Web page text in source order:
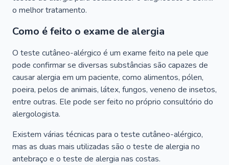
o melhor tratamento.
Como é feito o exame de alergia
O teste cutâneo-alérgico é um exame feito na pele que
pode confirmar se diversas substâncias são capazes de
causar alergia em um paciente, como alimentos, pólen,
poeira, pelos de animais, látex, fungos, veneno de insetos,
entre outras. Ele pode ser feito no próprio consultório do
alergologista.
Existem várias técnicas para o teste cutâneo-alérgico,
mas as duas mais utilizadas são o teste de alergia no
antebraço e o teste de alergia nas costas.